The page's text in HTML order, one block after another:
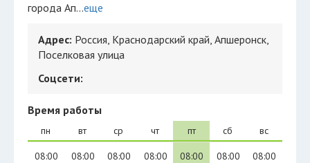
города Ап...еще
Адрес: Россия, Краснодарский край, Апшеронск,
Поселковая улица
Соцсети:
Время работы
пн
08:00
вт
08:00
ср
08:00
чт
08:00
пт
08:00
сб
08:00
вс
08:00